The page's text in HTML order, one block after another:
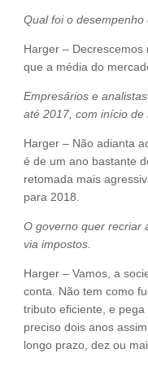
Qual foi o
Harger –
que a média do
Empresários e
até 2017, com início de
Harger – Não adianta
é de um ano bastante
retomada mais
para 2018.
O governo quer recriar
via impostos.
Harger – Vamos, a
conta. Não tem como
tributo eficiente, e
preciso dois anos
longo prazo, dez ou